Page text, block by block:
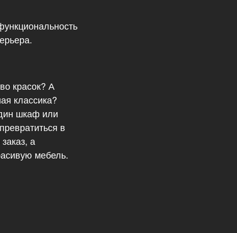
красок? А
классика?
шкаф или
в
а
мебель.